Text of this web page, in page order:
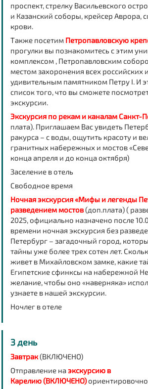
проспект, стрелку Васильевского
и Казанский соборы, крейсер Аврора,
крови.
Также посетим Петропавловскую
прогулки вы познакомитесь с этим
комплексом , Петропавловским
местом захоронения всех российских
удивительным памятником Петру I. И
список того, что вы сможете
экскурсии.
Экскурсия по рекам и каналам Санкт-
плата). Приглашаем Вас увидеть
ракурса – с воды, ощутить красоту и
гранитных набережных и мостов
конца апреля и до конца октября)
Заселение в отель
Свободное время
Ночная экскурсия «Мифы и легенды
разведением мостов(доп.плата) (
2025, официально назначено после
времени ночная экскурсия без
Петербург – загадочный город,
тайны уже более трех сотен лет.
живет в Михайловском замке, какие
Египетские сфинксы на набережной
желание, чтобы оно «наверняка»
узнаете в нашей экскурсии.
Ночлег в отеле
3 день
Завтрак(ВКЛЮЧЕНО)
Отправление наэкскурсию в
Карелию (ВКЛЮЧЕНО)